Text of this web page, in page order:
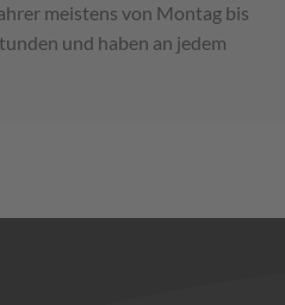
meistens von Montag bis
und haben an jedem